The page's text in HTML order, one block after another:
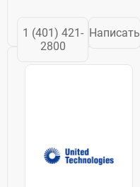
Beechcraft, E-Z-Go,
Jacobsen и др.
Компания
использует
1 (401) 421-
2800
Написать